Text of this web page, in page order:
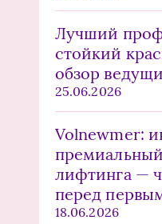
Лучший
стойкий
обзор
25.06.2026
Volnewmer:
лифтинга —
перед
18.06.2026